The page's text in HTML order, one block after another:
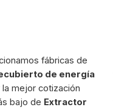
fábricas de
de energía
mejor cotización
bajo de Extractor